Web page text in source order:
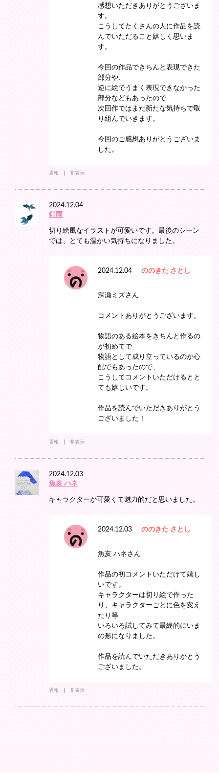
感想いただきありがとうございま
す。
こうしてたくさんの人に作品を読
んでいただること嬉しく思いま
す。
今回の作品できちんと表現できた
部分や、
逆に絵でうまく表現できなかった
部分などもあったので
次回作ではまた新たな気持ちで取
り組んでいきます。
今回のご感想ありがとうございま
した。
通報 非表示
2024.12.04
灯雨
切り絵風なイラストが可愛いです。最後のシーン
では、とても温かい気持ちになりました。
2024.12.04 ののきた さとし
深瀬ミズさん
コメントありがとうございます。
物語のある絵本をきちんと作るの
が初めてで
物語として成り立っているのか心
配でもあったので、
こうしてコメントいただけるとと
ても嬉しいです。
作品を読んでいただきありがとう
ございました！
通報 非表示
2024.12.03
魚亥 ハネ
キャラクターが可愛くて魅力的だと思いました。
2024.12.03 ののきた さとし
魚亥 ハネさん
作品の初コメントいただけて嬉し
いです。
キャラクターは切り絵で作った
り、キャラクターごとに色を変え
たり等
いろいろ試してみて最終的にいま
の形になりました。
作品を読んでいただきありがとう
ございました。
通報 非表示